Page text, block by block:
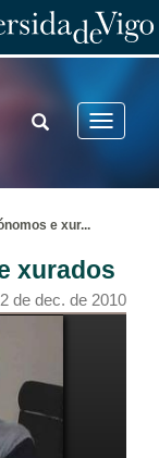
Toggle
TOGGLE
SEARCH
e xur...
xurados
2 de dec. de 2010